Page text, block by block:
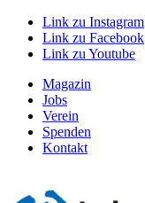
Link zu Instagram
Link zu Facebook
Link zu Youtube
Magazin
Jobs
Verein
Spenden
Kontakt